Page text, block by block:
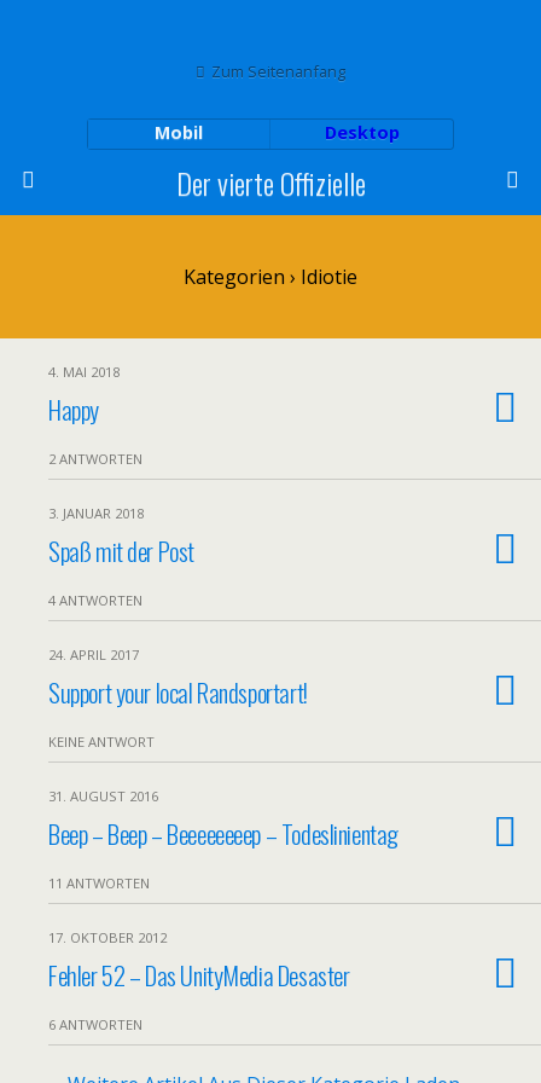
Zum Seitenanfang
Mobil Desktop
Der vierte Offizielle
Kategorien › Idiotie
4. MAI 2018
Happy
2 ANTWORTEN
3. JANUAR 2018
Spaß mit der Post
4 ANTWORTEN
24. APRIL 2017
Support your local Randsportart!
KEINE ANTWORT
31. AUGUST 2016
Beep – Beep – Beeeeeeeep – Todeslinientag
11 ANTWORTEN
17. OKTOBER 2012
Fehler 52 – Das UnityMedia Desaster
6 ANTWORTEN